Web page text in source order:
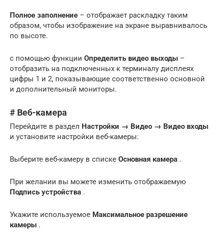
Полное заполнение – отображает раскладку таким
образом, чтобы изображение на экране выравнивалось
по высоте.
с помощью функции Определить видео выходы –
отобразить на подключенных к терминалу дисплеях
цифры 1 и 2, показывающие соответственно основной
и дополнительный мониторы.
# Веб-камера
Перейдите в раздел Настройки → Видео → Видео входы
и установите настройки веб-камеры:
Выберите веб-камеру в списке Основная камера .
При желании вы можете изменить отображаемую
Подпись устройства .
Укажите используемое Максимальное разрешение
камеры .